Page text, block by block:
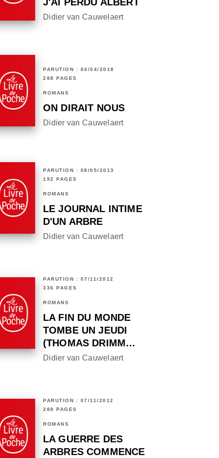
Didier van Cauwelaert
PARUTION : 04/04/2018
288 PAGES
ROMANS
ON DIRAIT NOUS
Didier van Cauwelaert
PARUTION : 08/05/2013
192 PAGES
ROMANS
LE JOURNAL INTIME
D'UN ARBRE
Didier van Cauwelaert
PARUTION : 07/11/2012
336 PAGES
ROMANS
LA FIN DU MONDE
TOMBE UN JEUDI
(THOMAS DRIMM…
Didier van Cauwelaert
PARUTION : 07/11/2012
288 PAGES
ROMANS
LA GUERRE DES
ARBRES COMMENCE